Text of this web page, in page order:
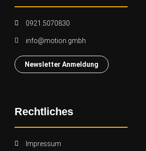
0921.5070830
info@motion.gmbh
Newsletter Anmeldung
Rechtliches
Impressum